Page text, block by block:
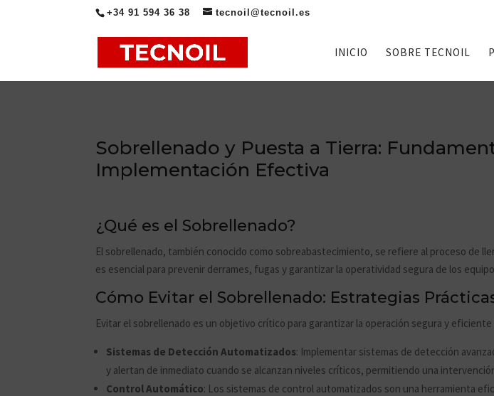
+34 91 594 36 38 tecnoil@tecnoil.es
INICIO SOBRE TECNOIL
Sobrellenado y Puesta a Tierra:
Implementación Efectiva
¿Qué es el Sobrellenado?
El sobrellenado, también conocido como sobreabastecimiento, se refiere al proceso de
es esencial para prevenir derrames, fugas y garantizar la operatividad segura de los
Cómo Evitar el Sobrellenado: Estrategias
Evitar el sobrellenado es un objetivo crítico para garantizar la operación segura y
Sistemas de Detección Automatizados: Implementar sistemas de detección
y alertan de inmediato cuando se alcanzan niveles críticos, permitiendo una
Control Automático: Los sistemas de control automatizados son una herramienta